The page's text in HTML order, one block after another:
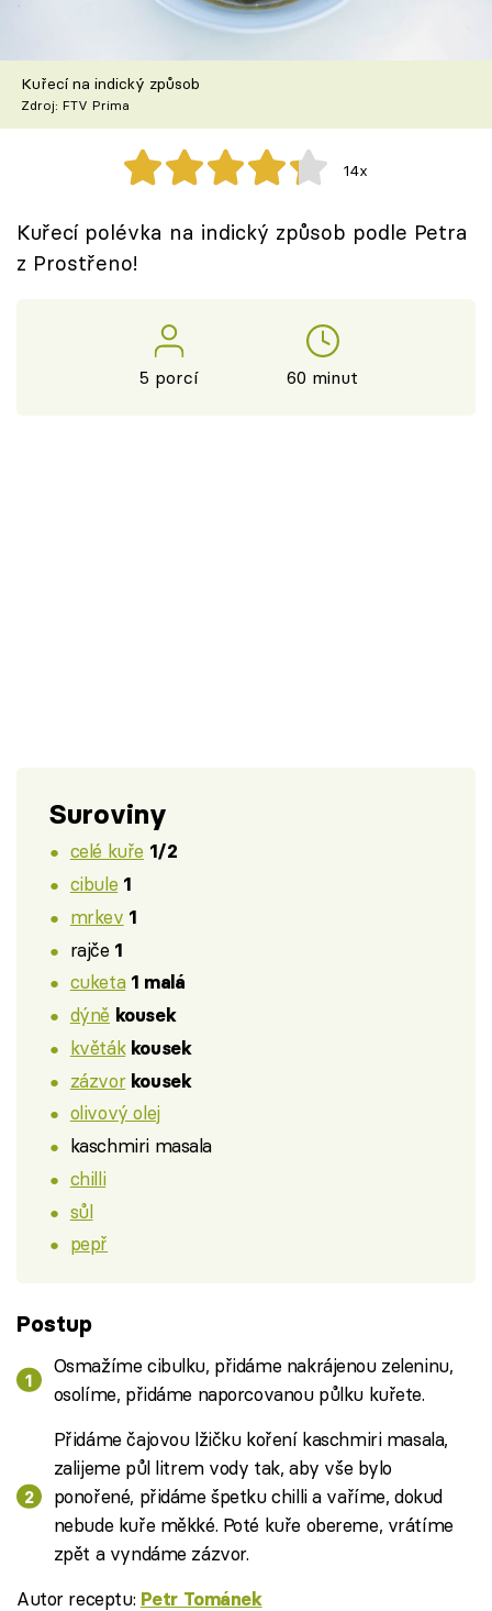
Recepty z TV
Speciál: Cuketa
Těhotnej kuchař
Sledujte prima+
Kuřecí na indický způsob
Zdroj: FTV Prima
14x
Kuřecí polévka na indický způsob podle Petra
z Prostřeno!
5 porcí 60 minut
Suroviny
celé kuře 1/2
cibule 1
mrkev 1
rajče 1
cuketa 1 malá
dýně kousek
květák kousek
zázvor kousek
olivový olej
kaschmiri masala
chilli
sůl
pepř
Postup
Osmažíme cibulku, přidáme nakrájenou zeleninu,
osolíme, přidáme naporcovanou půlku kuřete.
Přidáme čajovou lžičku koření kaschmiri masala,
zalijeme půl litrem vody tak, aby vše bylo
ponořené, přidáme špetku chilli a vaříme, dokud
nebude kuře měkké. Poté kuře obereme, vrátíme
zpět a vyndáme zázvor.
Autor receptu: Petr Tománek